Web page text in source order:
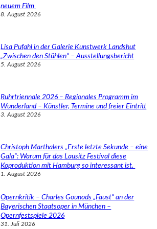
neuem Film
8. August 2026
Lisa Pufahl in der Galerie Kunstwerk Landshut
„Zwischen den Stühlen“ – Ausstellungsbericht
5. August 2026
Ruhrtriennale 2026 – Regionales Programm im
Wunderland – Künstler, Termine und freier Eintritt
3. August 2026
Christoph Marthalers „Erste letzte Sekunde – eine
Gala“: Warum für das Lausitz Festival diese
Koproduktion mit Hamburg so interessant ist.
1. August 2026
Opernkritik – Charles Gounods „Faust“ an der
Bayerischen Staatsoper in München –
Opernfestspiele 2026
31. Juli 2026